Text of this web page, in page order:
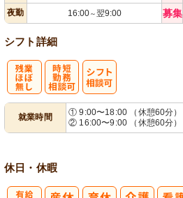
夜勤 16:00～翌9:00 募集
シフト詳細
就業時間
① 9:00〜18:00 （休憩60分）
② 16:00〜9:00 （休憩60分）
休日・休暇